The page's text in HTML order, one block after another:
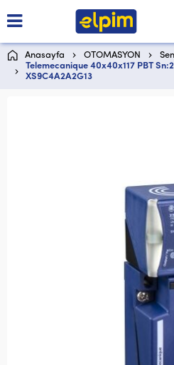
Anasayfa OTOMASYON
Telemecanique 40x40x117 PBT
XS9C4A2A2G13